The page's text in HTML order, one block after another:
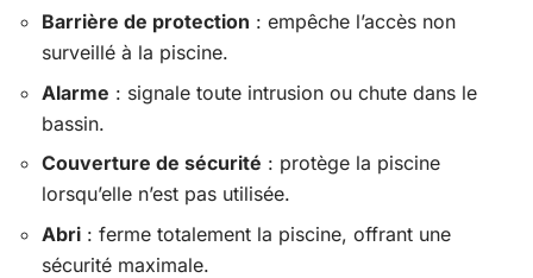
Barrière de protection : empêche l’accès non
surveillé à la piscine.
Alarme : signale toute intrusion ou chute dans le
bassin.
Couverture de sécurité : protège la piscine
lorsqu’elle n’est pas utilisée.
Abri : ferme totalement la piscine, offrant une
sécurité maximale.